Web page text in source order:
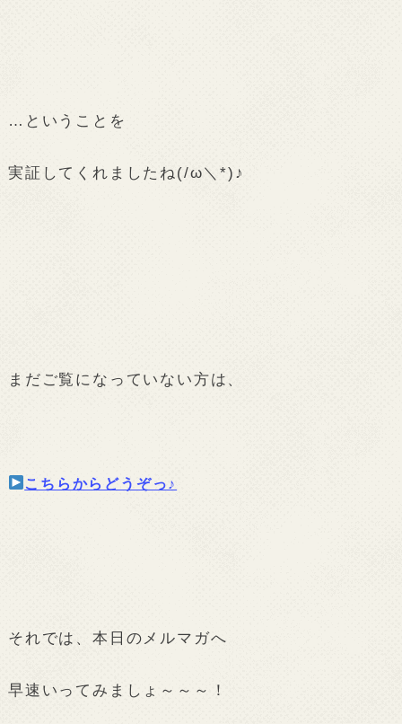
…ということを
実証してくれましたね(/ω＼*)♪
まだご覧になっていない方は、
こちらからどうぞっ♪
それでは、本日のメルマガへ
早速いってみましょ～～～！